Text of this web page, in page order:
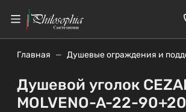
Главная Душевые ограждения и
Душевой уголок
MOLVENO-A-22-